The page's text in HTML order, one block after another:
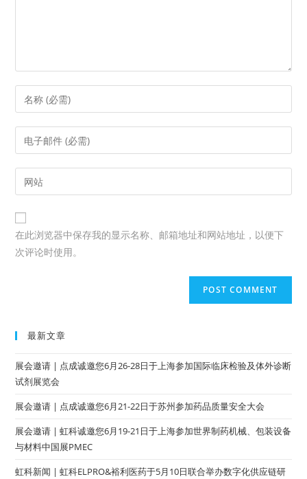
在此浏览器中保存我的显示名称、邮箱地址和网站地址，以便下
次评论时使用。
最新文章
展会邀请 | 点成诚邀您6月26-28日于上海参加国际临床检验及体外诊断
试剂展览会
展会邀请 | 点成诚邀您6月21-22日于苏州参加药品质量安全大会
展会邀请 | 虹科诚邀您6月19-21日于上海参加世界制药机械、包装设备
与材料中国展PMEC
虹科新闻 | 虹科ELPRO&裕利医药于5月10日联合举办数字化供应链研